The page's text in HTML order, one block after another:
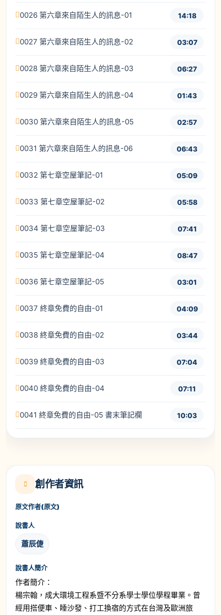
0026 第六章來自陌生人的訊息-01 14:18
0027 第六章來自陌生人的訊息-02 03:07
0028 第六章來自陌生人的訊息-03 06:27
0029 第六章來自陌生人的訊息-04 01:43
0030 第六章來自陌生人的訊息-05 02:57
0031 第六章來自陌生人的訊息-06 06:43
0032 第七章空屋筆記-01 05:09
0033 第七章空屋筆記-02 05:58
0034 第七章空屋筆記-03 07:41
0035 第七章空屋筆記-04 08:47
0036 第七章空屋筆記-05 03:01
0037 終章免費的自由-01 04:09
0038 終章免費的自由-02 03:44
0039 終章免費的自由-03 07:04
0040 終章免費的自由-04 07:11
0041 終章免費的自由-05 書末筆記欄 10:03
創作者資訊
原文作者(原文)
說書人
蕭辰倢
說書人簡介
作者簡介：
楊宗翰，成大環境工程系暨不分系學士學位學程畢業。曾
經用搭便車、睡沙發、打工換宿的方式在台灣及歐洲旅